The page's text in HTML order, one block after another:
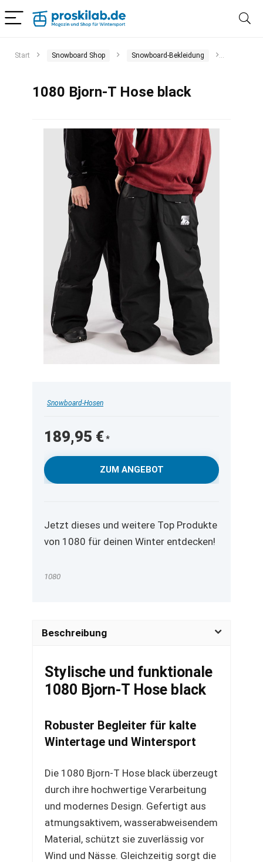
Start Snowboard Shop Snowboard-Bekleidung
1080 Bjorn-T Hose black
Snowboard-Hosen
189,95 €
ZUM ANGEBOT
Jetzt dieses und weitere Top Produkte
von 1080 für deinen Winter entdecken!
1080
Beschreibung
Stylische und funktionale
1080 Bjorn-T Hose black
Robuster Begleiter für kalte
Wintertage und Wintersport
Die 1080 Bjorn-T Hose black überzeugt
durch ihre hochwertige Verarbeitung
und modernes Design. Gefertigt aus
atmungsaktivem, wasserabweisendem
Material, schützt sie zuverlässig vor
Wind und Nässe. Gleichzeitig sorgt die